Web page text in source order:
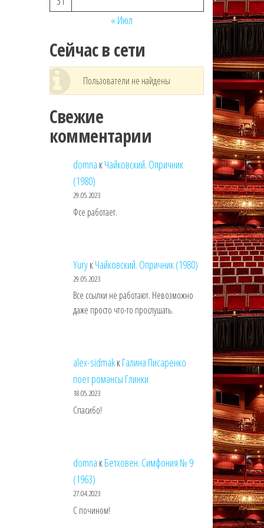
« Июл
Сейчас в сети
Пользователи не найдены
Свежие
комментарии
domna кЧайковский. Опричник
(1980)
29.05.2023
Фсе работает.
YuryкЧайковский. Опричник (1980)
29.05.2023
Все ссылки не работают. Невозможно
даже просто что-то прослушать.
alex-sidmakкГалина Писаренко
поет романсы Глинки
18.05.2023
Спасибо!
domna кБетховен. Симфония № 9
(1963)
27.04.2023
С почином!